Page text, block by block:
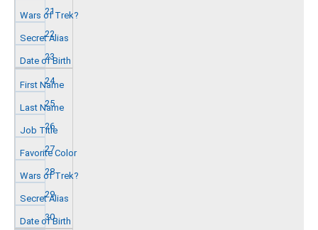
21
22
23
24
25
26
27
28
29
30